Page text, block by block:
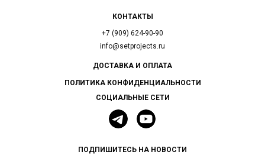
КОНТАКТЫ
+7 (909) 624-90-90
info@setprojects.ru
СОЦИАЛЬНЫЕ СЕТИ
ПОДПИШИТЕСЬ НА НОВОСТИ
ДОСТАВКА И ОПЛАТА
ПОЛИТИКА КОНФИДЕНЦИАЛЬНОСТИ